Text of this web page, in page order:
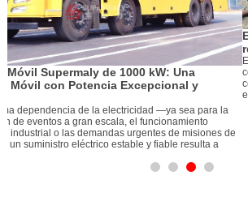
El «corazón» de la mina: Cómo los
resisten entornos extremos
En medio del estruendo de las operaciones mineras,
como la arteria vital que mantiene todo en
central del suministro eléctrico independiente de una
electrógeno diésel desempeña el papel vital de su